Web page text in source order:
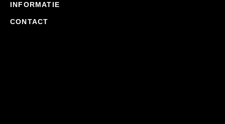
INFORMATIE
CONTACT